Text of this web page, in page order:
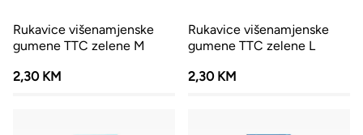
Rukavice višenamjenske
gumene TTC zelene M
2,30 KM
Rukavice višenamjenske
gumene TTC zelene L
2,30 KM